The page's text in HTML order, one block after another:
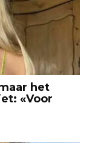
het
«Voor